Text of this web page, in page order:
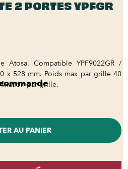
2 PORTES YPFGR
Atosa. Compatible YPF9022GR /
x 528 mm. Poids max par grille 40
par grille.
AU PANIER